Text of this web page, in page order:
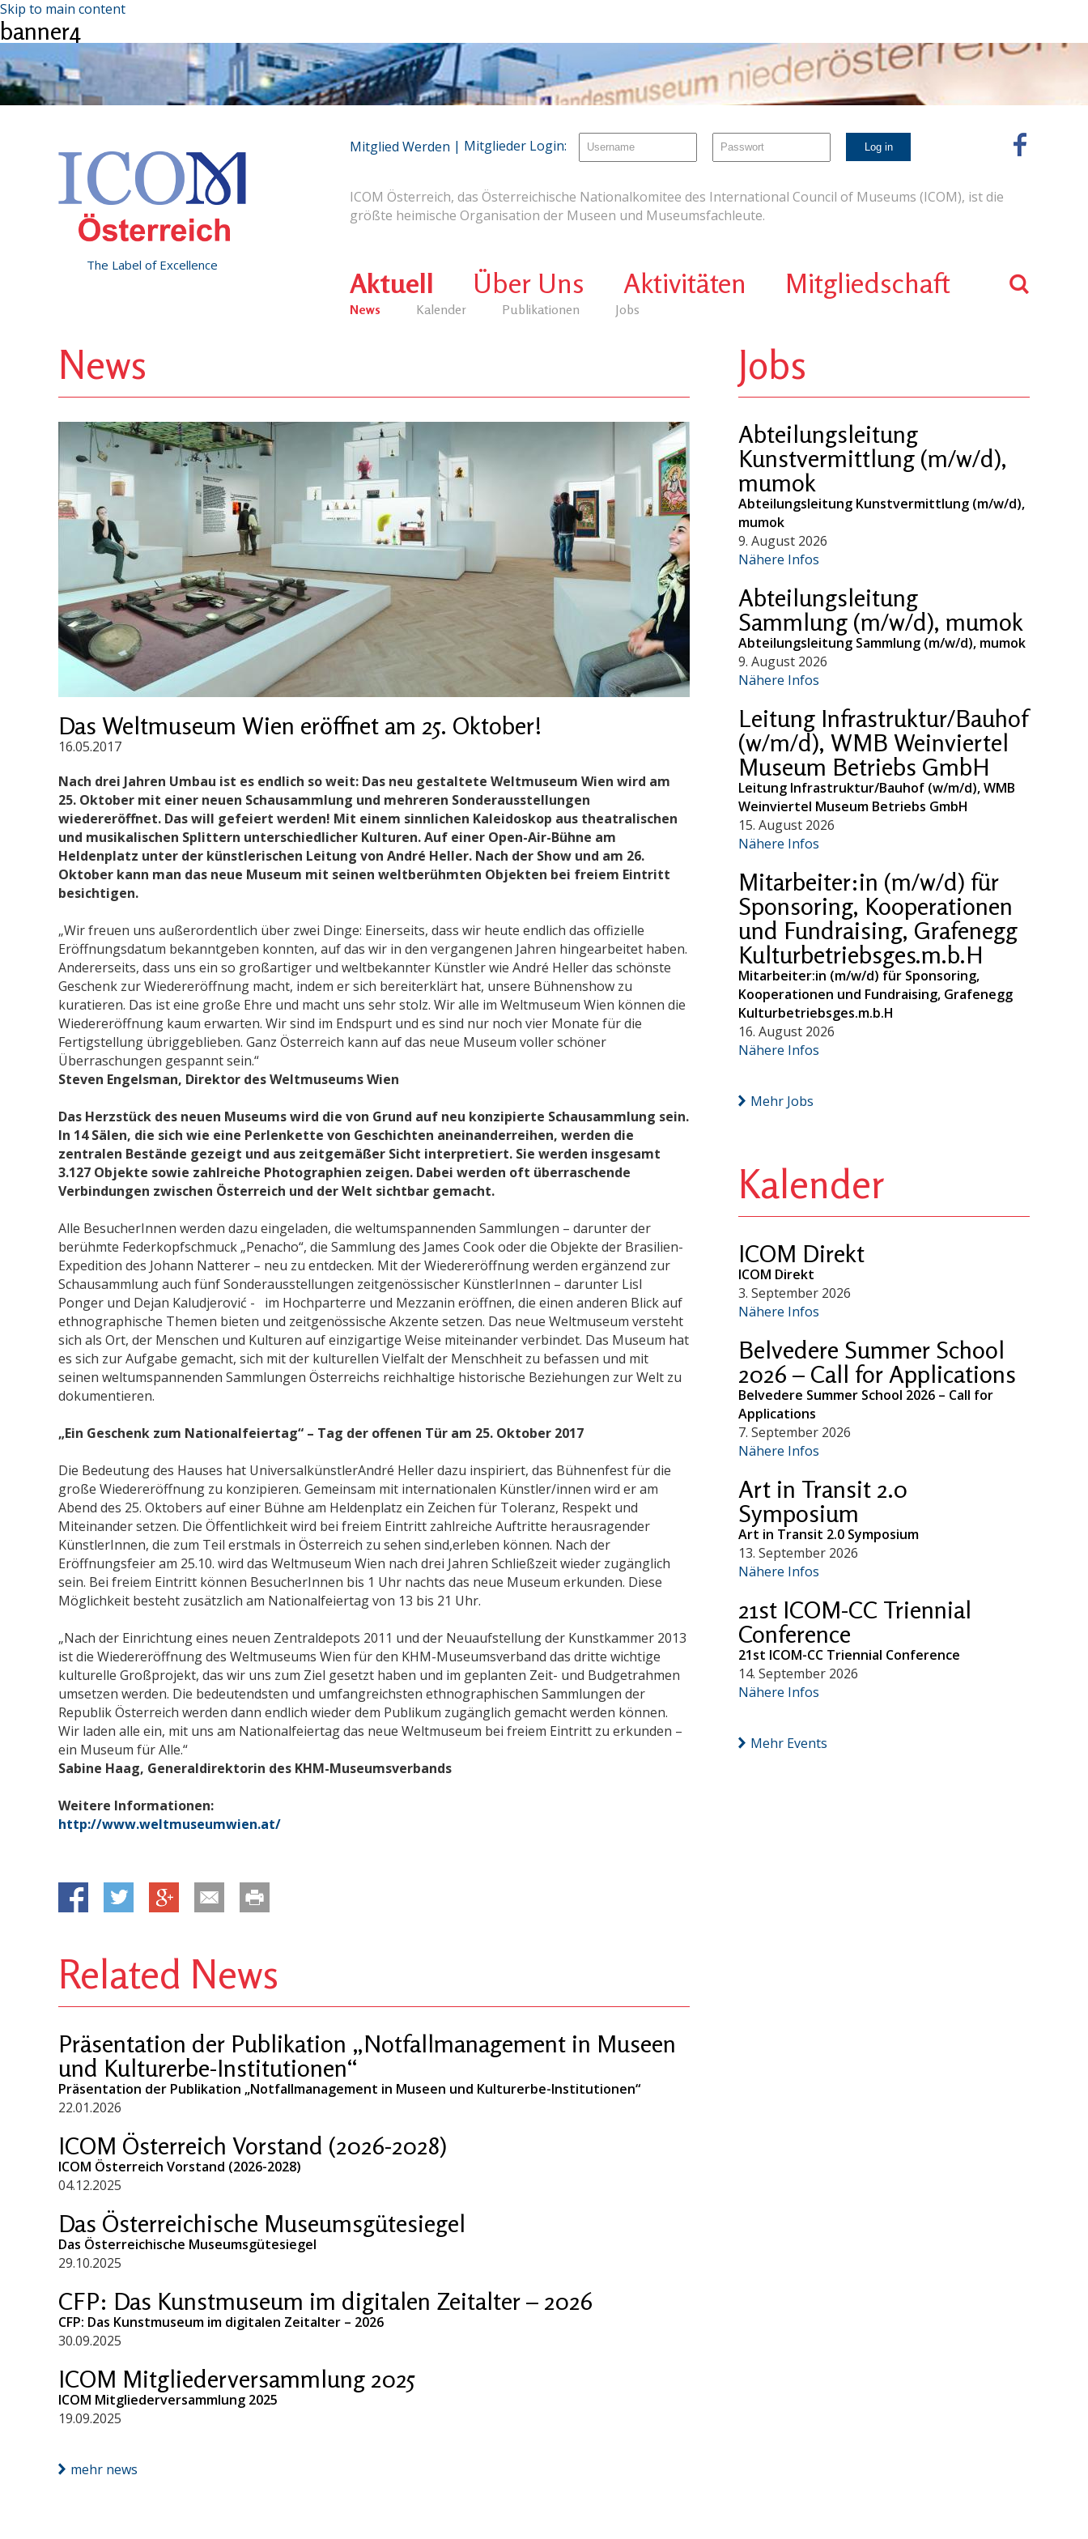
Skip to main content
banner4
The Label of Excellence
ICOM Österreich, das Österreichische Nationalkomitee des International Council of Museums (ICOM), ist die
größte heimische Organisation der Museen und Museumsfachleute.
Aktuell
News Kalender Publikationen Jobs
Über Uns Aktivitäten Mitgliedschaft
Mitglied Werden | Mitglieder Login:
News
Das Weltmuseum Wien eröffnet am 25. Oktober!
16.05.2017
Nach drei Jahren Umbau ist es endlich so weit: Das neu gestaltete Weltmuseum Wien wird am
25. Oktober mit einer neuen Schausammlung und mehreren Sonderausstellungen
wiedereröffnet. Das will gefeiert werden! Mit einem sinnlichen Kaleidoskop aus theatralischen
und musikalischen Splittern unterschiedlicher Kulturen. Auf einer Open-Air-Bühne am
Heldenplatz unter der künstlerischen Leitung von André Heller. Nach der Show und am 26.
Oktober kann man das neue Museum mit seinen weltberühmten Objekten bei freiem Eintritt
besichtigen.
„Wir freuen uns außerordentlich über zwei Dinge: Einerseits, dass wir heute endlich das offizielle
Eröffnungsdatum bekanntgeben konnten, auf das wir in den vergangenen Jahren hingearbeitet haben.
Andererseits, dass uns ein so großartiger und weltbekannter Künstler wie André Heller das schönste
Geschenk zur Wiedereröffnung macht, indem er sich bereiterklärt hat, unsere Bühnenshow zu
kuratieren. Das ist eine große Ehre und macht uns sehr stolz. Wir alle im Weltmuseum Wien können die
Wiedereröffnung kaum erwarten. Wir sind im Endspurt und es sind nur noch vier Monate für die
Fertigstellung übriggeblieben. Ganz Österreich kann auf das neue Museum voller schöner
Überraschungen gespannt sein.“
Steven Engelsman, Direktor des Weltmuseums Wien
Das Herzstück des neuen Museums wird die von Grund auf neu konzipierte Schausammlung sein.
In 14 Sälen, die sich wie eine Perlenkette von Geschichten aneinanderreihen, werden die
zentralen Bestände gezeigt und aus zeitgemäßer Sicht interpretiert. Sie werden insgesamt
3.127 Objekte sowie zahlreiche Photographien zeigen. Dabei werden oft überraschende
Verbindungen zwischen Österreich und der Welt sichtbar gemacht.
Alle BesucherInnen werden dazu eingeladen, die weltumspannenden Sammlungen – darunter der
berühmte Federkopfschmuck „Penacho“, die Sammlung des James Cook oder die Objekte der Brasilien-
Expedition des Johann Natterer – neu zu entdecken. Mit der Wiedereröffnung werden ergänzend zur
Schausammlung auch fünf Sonderausstellungen zeitgenössischer KünstlerInnen – darunter Lisl
Ponger und Dejan Kaludjerović - im Hochparterre und Mezzanin eröffnen, die einen anderen Blick auf
ethnographische Themen bieten und zeitgenössische Akzente setzen. Das neue Weltmuseum versteht
sich als Ort, der Menschen und Kulturen auf einzigartige Weise miteinander verbindet. Das Museum hat
es sich zur Aufgabe gemacht, sich mit der kulturellen Vielfalt der Menschheit zu befassen und mit
seinen weltumspannenden Sammlungen Österreichs reichhaltige historische Beziehungen zur Welt zu
dokumentieren.
„Ein Geschenk zum Nationalfeiertag“ – Tag der offenen Tür am 25. Oktober 2017
Die Bedeutung des Hauses hat UniversalkünstlerAndré Heller dazu inspiriert, das Bühnenfest für die
große Wiedereröffnung zu konzipieren. Gemeinsam mit internationalen Künstler/innen wird er am
Abend des 25. Oktobers auf einer Bühne am Heldenplatz ein Zeichen für Toleranz, Respekt und
Miteinander setzen. Die Öffentlichkeit wird bei freiem Eintritt zahlreiche Auftritte herausragender
KünstlerInnen, die zum Teil erstmals in Österreich zu sehen sind,erleben können. Nach der
Eröffnungsfeier am 25.10. wird das Weltmuseum Wien nach drei Jahren Schließzeit wieder zugänglich
sein. Bei freiem Eintritt können BesucherInnen bis 1 Uhr nachts das neue Museum erkunden. Diese
Möglichkeit besteht zusätzlich am Nationalfeiertag von 13 bis 21 Uhr.
„Nach der Einrichtung eines neuen Zentraldepots 2011 und der Neuaufstellung der Kunstkammer 2013
ist die Wiedereröffnung des Weltmuseums Wien für den KHM-Museumsverband das dritte wichtige
kulturelle Großprojekt, das wir uns zum Ziel gesetzt haben und im geplanten Zeit- und Budgetrahmen
umsetzen werden. Die bedeutendsten und umfangreichsten ethnographischen Sammlungen der
Republik Österreich werden dann endlich wieder dem Publikum zugänglich gemacht werden können.
Wir laden alle ein, mit uns am Nationalfeiertag das neue Weltmuseum bei freiem Eintritt zu erkunden –
ein Museum für Alle.“
Sabine Haag, Generaldirektorin des KHM-Museumsverbands
Weitere Informationen:
http://www.weltmuseumwien.at/
Related News
Präsentation der Publikation „Notfallmanagement in Museen
und Kulturerbe-Institutionen“
Präsentation der Publikation „Notfallmanagement in Museen und Kulturerbe-Institutionen“
22.01.2026
ICOM Österreich Vorstand (2026-2028)
ICOM Österreich Vorstand (2026-2028)
04.12.2025
Das Österreichische Museumsgütesiegel
Das Österreichische Museumsgütesiegel
29.10.2025
CFP: Das Kunstmuseum im digitalen Zeitalter – 2026
CFP: Das Kunstmuseum im digitalen Zeitalter – 2026
30.09.2025
ICOM Mitgliederversammlung 2025
ICOM Mitgliederversammlung 2025
19.09.2025
mehr news
Jobs
Abteilungsleitung
Kunstvermittlung (m/w/d),
mumok
Abteilungsleitung Kunstvermittlung (m/w/d),
mumok
9. August 2026
Nähere Infos
Abteilungsleitung
Sammlung (m/w/d), mumok
Abteilungsleitung Sammlung (m/w/d), mumok
9. August 2026
Nähere Infos
Leitung Infrastruktur/Bauhof
(w/m/d), WMB Weinviertel
Museum Betriebs GmbH
Leitung Infrastruktur/Bauhof (w/m/d), WMB
Weinviertel Museum Betriebs GmbH
15. August 2026
Nähere Infos
Mitarbeiter:in (m/w/d) für
Sponsoring, Kooperationen
und Fundraising, Grafenegg
Kulturbetriebsges.m.b.H
Mitarbeiter:in (m/w/d) für Sponsoring,
Kooperationen und Fundraising, Grafenegg
Kulturbetriebsges.m.b.H
16. August 2026
Nähere Infos
Mehr Jobs
Kalender
ICOM Direkt
ICOM Direkt
3. September 2026
Nähere Infos
Belvedere Summer School
2026 – Call for Applications
Belvedere Summer School 2026 – Call for
Applications
7. September 2026
Nähere Infos
Art in Transit 2.0
Symposium
Art in Transit 2.0 Symposium
13. September 2026
Nähere Infos
21st ICOM-CC Triennial
Conference
21st ICOM-CC Triennial Conference
14. September 2026
Nähere Infos
Mehr Events